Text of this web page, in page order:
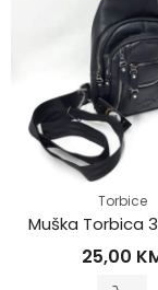
Torbice
Muška Torbica
25,00